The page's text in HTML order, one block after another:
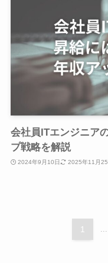
会社員ITエンジニア
プ戦略を解説
2024年9月10日 2025年11月25
1